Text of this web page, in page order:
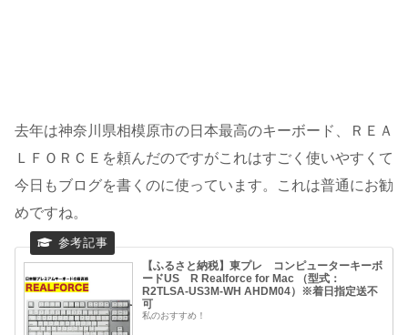
去年は神奈川県相模原市の日本最高のキーボード、ＲＥＡ
ＬＦＯＲＣＥを頼んだのですがこれはすごく使いやすくて
今日もブログを書くのに使っています。これは普通にお勧
めですね。
【ふるさと納税】東プレ コンピューターキーボ
ードUS R Realforce for Mac （型式：
R2TLSA-US3M-WH AHDM04）※着日指定送不
可
私のおすすめ！